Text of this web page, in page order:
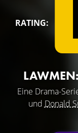
RATING:
Eine Drama-
und Donald